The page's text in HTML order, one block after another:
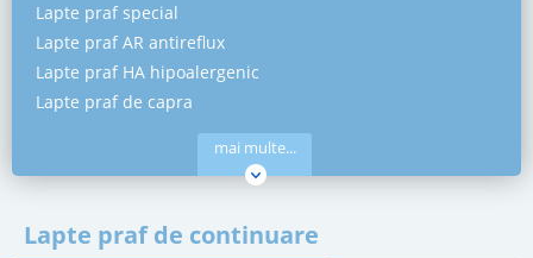
Lapte praf special
Lapte praf AR antireflux
Lapte praf HA hipoalergenic
Lapte praf de capra
mai multe...
Lapte praf de continuare